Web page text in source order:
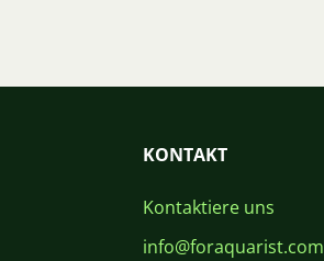
KONTAKT
Kontaktiere uns
info@foraquarist.com